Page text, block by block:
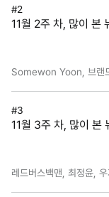
#2
11월 2주 차, 많이 본
Somewon Yoon, 브랜
#3
11월 3주 차, 많이 본
레드버스백맨, 최정윤, 우